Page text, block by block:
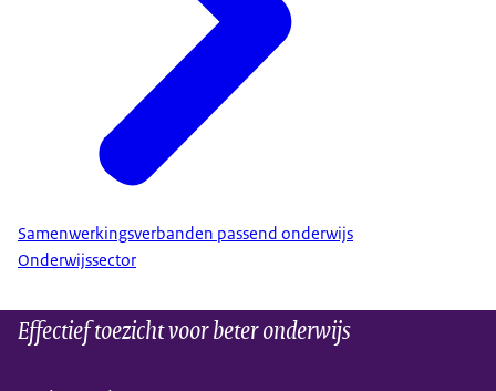
Samenwerkingsverbanden passend onderwijs
Onderwijssector
Effectief toezicht voor beter onderwijs